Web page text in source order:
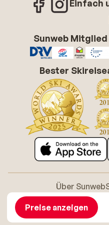
Preise anzeigen
Einfach
Sunweb Mitglied
Bester
Über Sunweb
Allgemeine
Cookie-Richtlinie